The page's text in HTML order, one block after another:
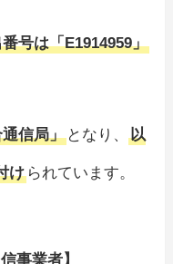
号は「E1914959」
信局」 となり、以
け られています。
事業者】